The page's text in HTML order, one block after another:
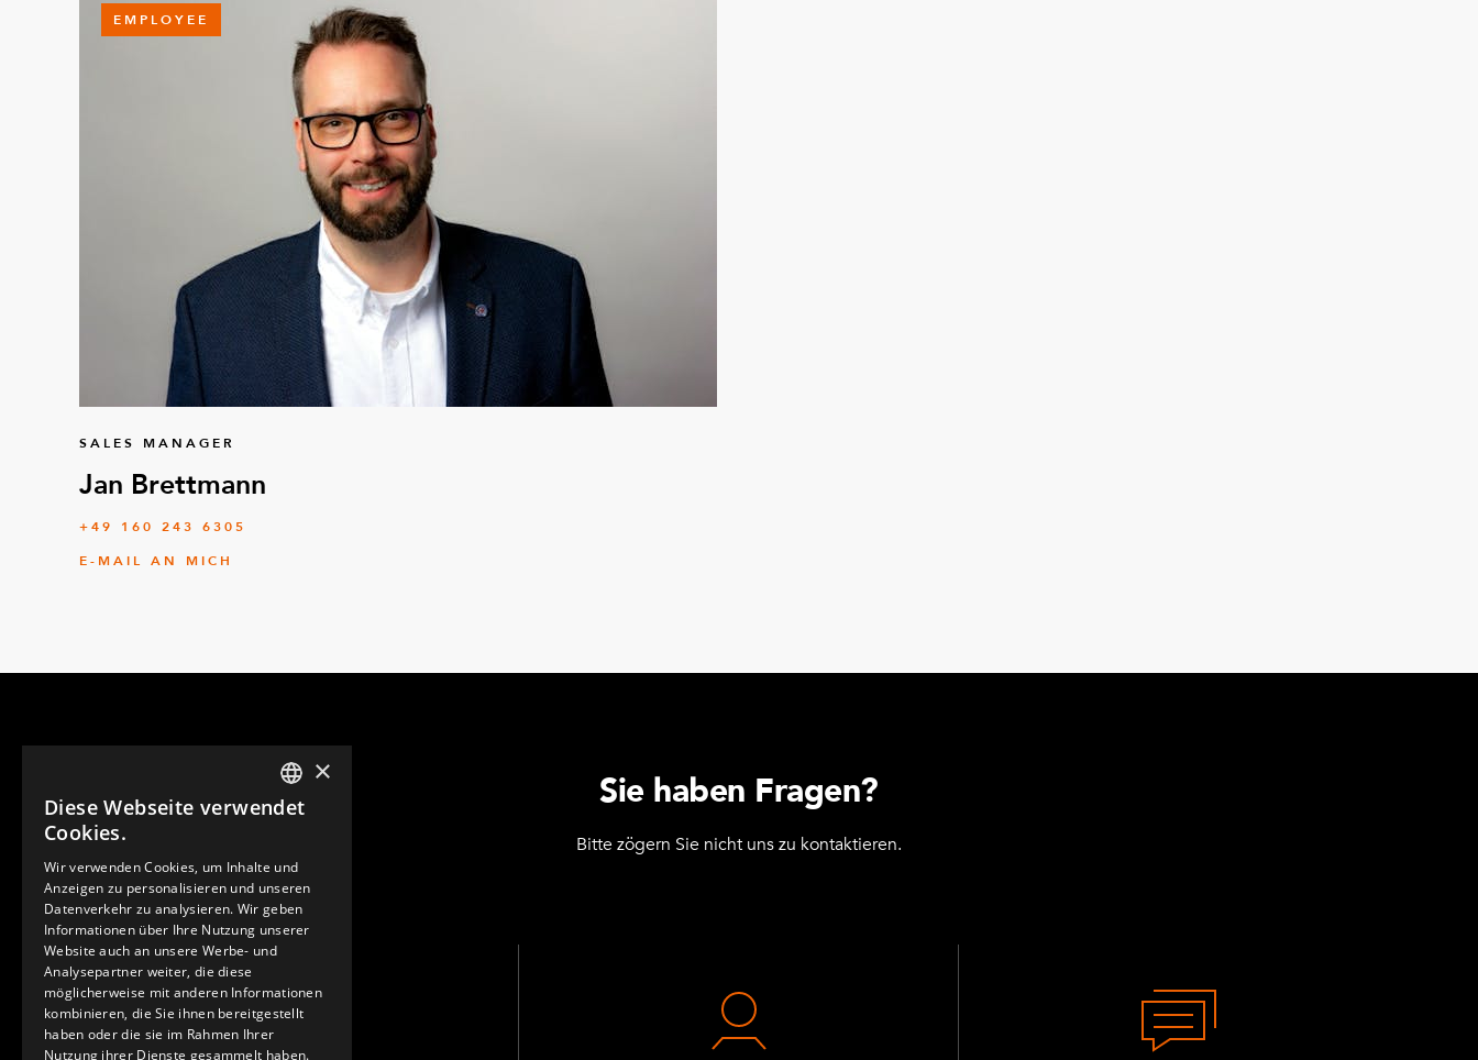
EMPLOYEE
SALES MANAGER
Jan Brettmann
+49 160 243 6305
E-MAIL AN MICH
Sie haben Fragen?
Bitte zögern Sie nicht uns zu kontaktieren.
ENGLISH
×
Diese Webseite verwendet
Cookies.
Wir verwenden Cookies, um Inhalte und
Anzeigen zu personalisieren und unseren
Datenverkehr zu analysieren. Wir geben
Informationen über Ihre Nutzung unserer
Website auch an unsere Werbe- und
Analysepartner weiter, die diese
möglicherweise mit anderen Informationen
kombinieren, die Sie ihnen bereitgestellt
haben oder die sie im Rahmen Ihrer
Nutzung ihrer Dienste gesammelt haben.